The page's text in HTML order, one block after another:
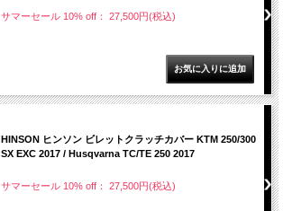
サマーセール 10% off： 27,500円(税込)
HINSON ヒンソン ビレットクラッチカバー KTM 250/300
SX EXC 2017 / Husqvarna TC/TE 250 2017
サマーセール 10% off： 27,500円(税込)